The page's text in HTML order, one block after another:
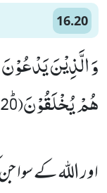
16.20
وَ الَّذِیْنَ یَدْعُوْنَ
هُمْ یُخْلَقُوْنَﭤ(20)
اور اللہ کے سوا